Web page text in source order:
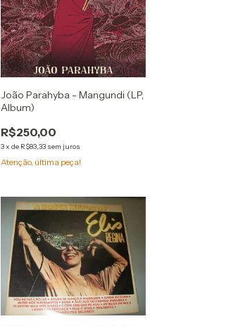
João Parahyba - Mangundi (LP,
Album)
R$250,00
3x de R$83,33 sem juros
Atenção, última peça!